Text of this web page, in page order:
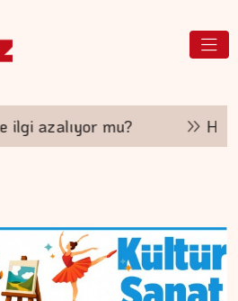
azalıyor mu?